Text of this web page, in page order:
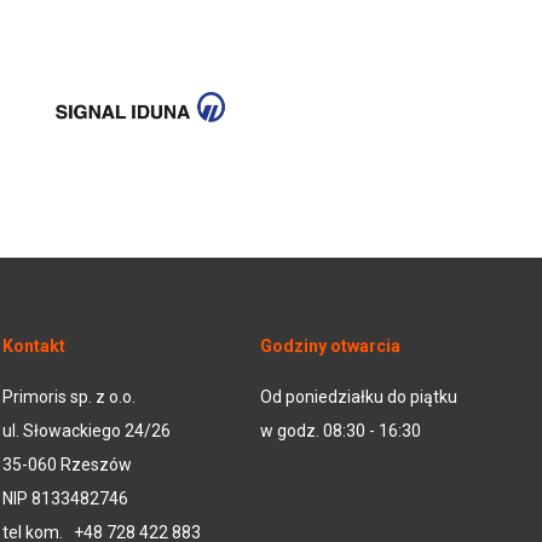
Kontakt
Primoris sp. z o.o.
ul. Słowackiego 24/26
35-060 Rzeszów
NIP 8133482746
tel kom. +48 728 422 883
Godziny otwarcia
Od poniedziałku do piątku
w godz. 08:30 - 16:30